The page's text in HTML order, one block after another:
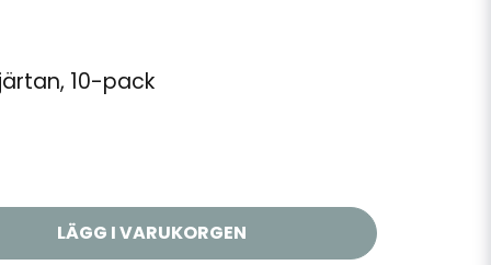
10-pack
LÄGG I VARUKORGEN